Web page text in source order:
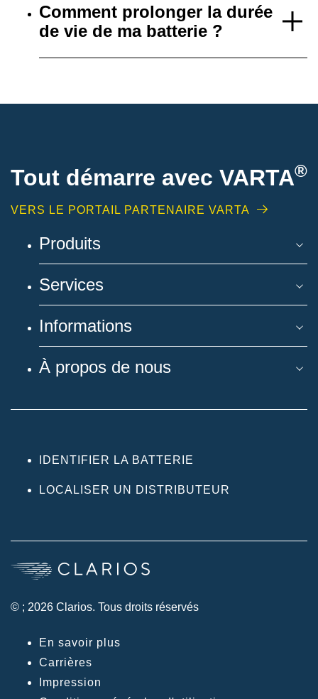
Comment prolonger la durée
de vie de ma batterie ?
Tout démarre avec VARTA®
VERS LE PORTAIL PARTENAIRE VARTA
Produits
Services
Informations
À propos de nous
IDENTIFIER LA BATTERIE
LOCALISER UN DISTRIBUTEUR
© ; 2026 Clarios. Tous droits réservés
En savoir plus
Carrières
Impression